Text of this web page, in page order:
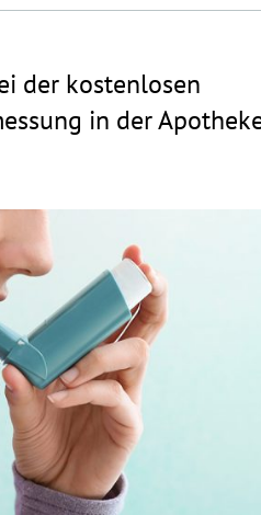
der kostenlosen
in der